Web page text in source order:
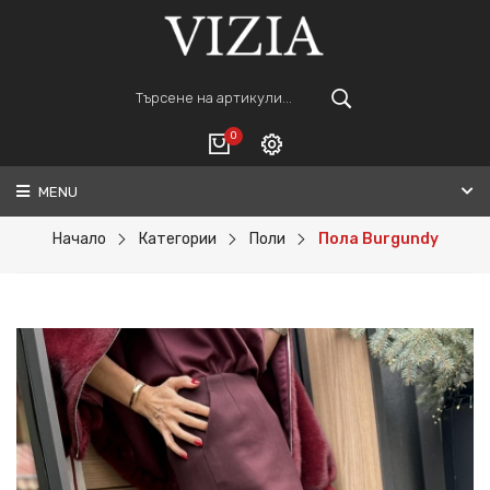
0
ВАШАТА КОЛИЧКА Е ПРАЗНА.
ПОРЪЧАЙ
Регистрация
MENU
Начало Категории Поли Пола Burgundy